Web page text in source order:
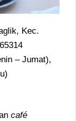
Kec.
– Jumat),
café